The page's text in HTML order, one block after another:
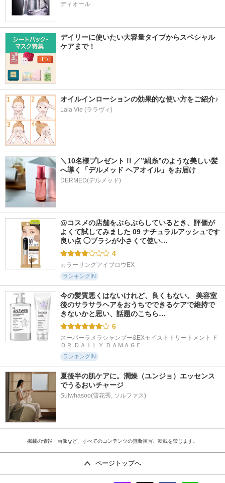
ディオール
デイリーに使いたい大容量タイプからスペシャル
ケアまで！
オイルインローションの効果的な使い方をご紹介♪
Lala Vie (ララヴィ)
＼10名様プレゼント !! ／”絹糸”のような美しい髪
へ導く「デルメッド ヘアオイル」をお届け
DERMED(デルメッド)
@コスメの店舗をぶらぶらしているとき、評価が
よくて試してみました 09 ナチュラルアッシュです
良い点 ◯ブラシが小さくて使い…
4
カラーリングアイブロウEX
ランキングIN
今の髪質悪くはないけれど、良くもない。 美容室
後のサラサラヘアをおうちでできるケアで維持で
きないかと思い、話題のこちら…
6
スーパーラメラシャンプー&EXモイストトリートメント Ｆ
ＯＲ ＤＡＩＬＹ ＤＡＭＡＧＥ
ランキングIN
夏後半の肌ケアに。潤燥（ユンジョ）エッセンス
でうるおいチャージ
Sulwhasoo(雪花秀, ソルファス)
掲載の情報・画像など、すべてのコンテンツの無断複写、転載を禁じます。
ページトップへ